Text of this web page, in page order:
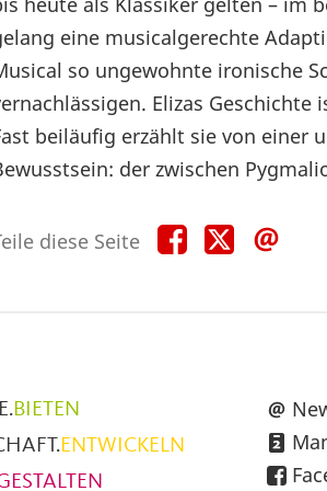
eine musicalgerechte
so ungewohnte ironische
Elizas
beiläufig erzählt sie von einer
der zwischen
diese Seite Teile
diese
Teile
diese
BIETEN
ENTWICKELN